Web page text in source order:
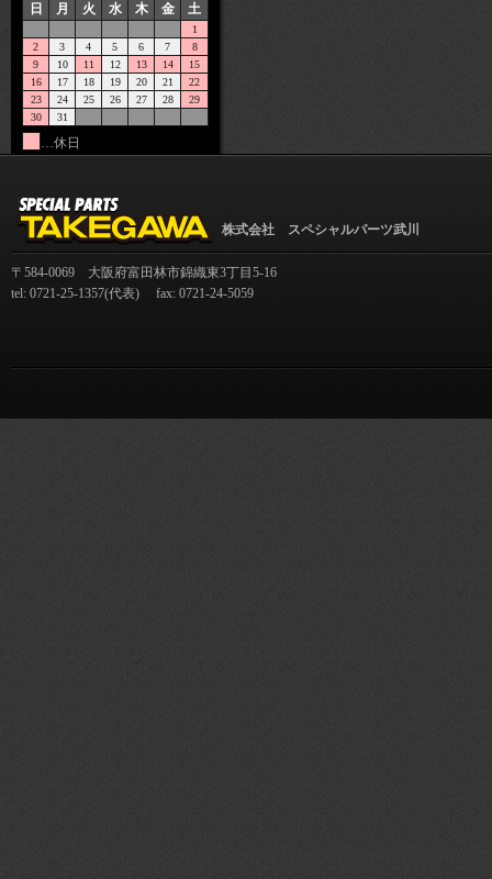
日
月 火 水 木 金 土
1
2
3 4 5 6 7
8
9
10 11 12 13 14
15
16
17 18 19 20 21
22
23
24 25 26 27 28
29
30
31
…休日
株式会社 スペシャルパーツ武川
〒584-0069 大阪府富田林市錦織東3丁目5-16
tel: 0721-25-1357(代表) fax: 0721-24-5059